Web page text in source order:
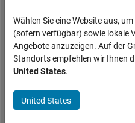
Ram
Iyer
Last
Monate
vor
Wählen Sie eine Website aus,
(sofern verfügbar) sowie lokale
Angebote anzuzeigen. Auf der
Standorts empfehlen wir Ihnen
United States.
United States